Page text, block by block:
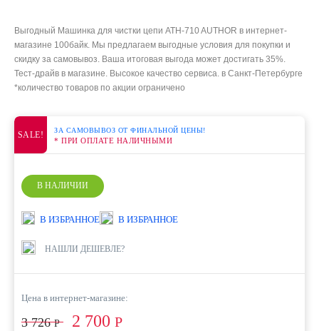
Выгодный Машинка для чистки цепи ATH-710 AUTHOR в интернет-
магазине 100байк. Мы предлагаем выгодные условия для покупки и
скидку за самовывоз. Ваша итоговая выгода может достигать 35%.
Тест-драйв в магазине. Высокое качество сервиса. в Санкт-Петербурге
*количество товаров по акции ограничено
SALE! ЗА САМОВЫВОЗ ОТ ФИНАЛЬНОЙ ЦЕНЫ!
* ПРИ ОПЛАТЕ НАЛИЧНЫМИ
В НАЛИЧИИ
В ИЗБРАННОЕ В ИЗБРАННОЕ
НАШЛИ ДЕШЕВЛЕ?
Цена в интернет-магазине:
3 726Р 2 700 Р